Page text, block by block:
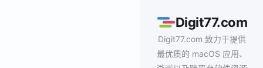
Digit77.com
Digit77.com 致力于提供
最优质的 macOS 应用、